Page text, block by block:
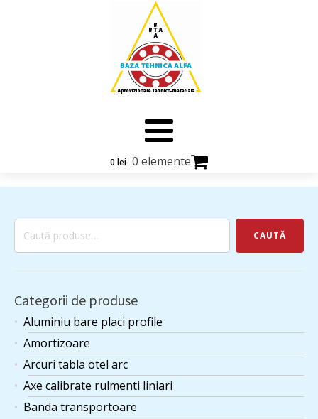
0 lei 0 elemente
Caută
CAUTĂ
Categorii de produse
Aluminiu bare placi profile
Amortizoare
Arcuri tabla otel arc
Axe calibrate rulmenti liniari
Banda transportoare